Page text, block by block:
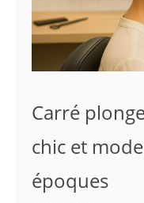
Carré
chic et
époques